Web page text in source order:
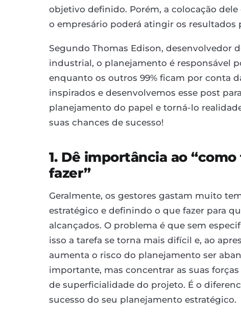
objetivo definido. Porém, a colocação
o empresário poderá atingir os resultados
Segundo Thomas Edison, desenvolvedor
industrial, o planejamento é responsável
enquanto os outros 99% ficam por conta
inspirados e desenvolvemos esse post
planejamento do papel e torná-lo
suas chances de sucesso!
1. Dê importância ao
fazer”
Geralmente, os gestores gastam muito
estratégico e definindo o que fazer para
alcançados. O problema é que sem
isso a tarefa se torna mais difícil e, ao
aumenta o risco do planejamento ser
importante, mas concentrar as suas
de superficialidade do projeto. É o
sucesso do seu planejamento estratégico.